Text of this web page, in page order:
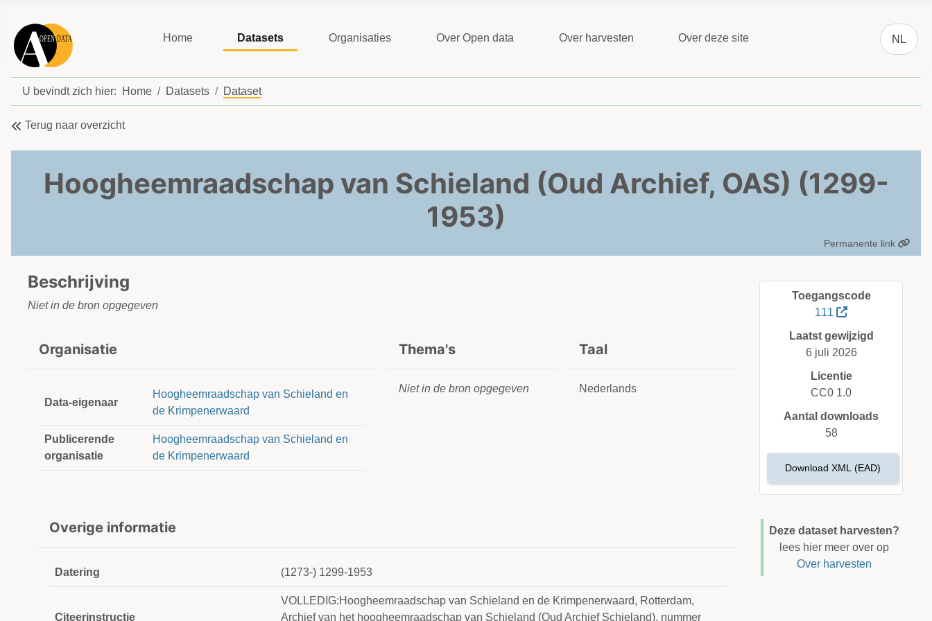
Home Datasets Organisaties Over Open data Over harvesten Over deze site
Selecteer
NL
U bevindt zich hier: Home Datasets Dataset
Terug naar overzicht
Hoogheemraadschap van Schieland (Oud Archief, OAS) (1299-
1953)
Permanente link
Beschrijving
Niet in de bron opgegeven
Organisatie
Data-eigenaar
Hoogheemraadschap van Schieland en
de Krimpenerwaard
Publicerende
organisatie
Hoogheemraadschap van Schieland en
de Krimpenerwaard
Thema's
Niet in de bron opgegeven
Taal
Nederlands
Overige informatie
Datering (1273-) 1299-1953
Citeerinstructie
VOLLEDIG:Hoogheemraadschap van Schieland en de Krimpenerwaard, Rotterdam,
Archief van het hoogheemraadschap van Schieland (Oud Archief Schieland), nummer
Toegangscode
111
Laatst gewijzigd
6 juli 2026
Licentie
CC0 1.0
Aantal downloads
58
Download XML (EAD)
Deze dataset harvesten?
lees hier meer over op
Over harvesten